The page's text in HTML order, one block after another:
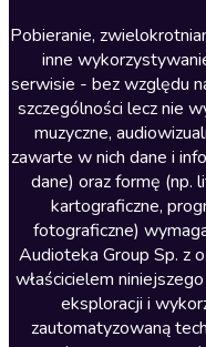
Literatura anglojęzyczna
Literatura faktu
Literatura obyczajowa
Literatura piękna obca
Literatura piękna polska
Nagrania relaksacyjne
Nauka języków
Nauki humanistyczne
Podcasty i audycje
Pobieranie,
inne
serwisie - bez względu
szczególności lecz nie
muzyczne,
zawarte w nich dane i
dane) oraz formę (np.
kartograficzne,
fotograficzne)
Audioteka Group Sp. z
właścicielem
eksploracji i
zautomatyzowaną